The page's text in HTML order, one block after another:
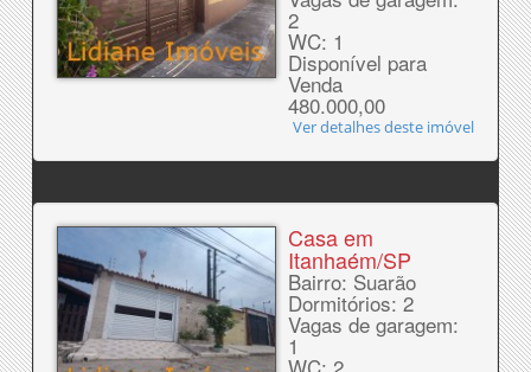
2
WC: 1
Disponível para
Venda
480.000,00
Ver detalhes deste imóvel
Casa em
Itanhaém/SP
Bairro: Suarão
Dormitórios: 2
Vagas de garagem:
1